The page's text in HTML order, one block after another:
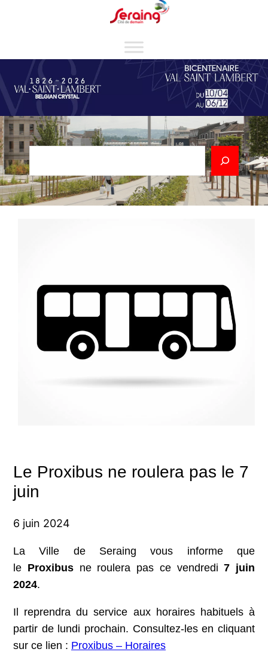
Rechercher
Le Proxibus ne roulera pas le 7
juin
6 juin 2024
La Ville de Seraing vous informe que
le Proxibusne roulera pas ce vendredi 7 juin
2024.
Il reprendra du service aux horaires habituels à
partir de lundi prochain. Consultez-les en cliquant
sur ce lien : Proxibus – Horaires
Cookies management panel